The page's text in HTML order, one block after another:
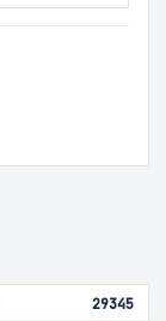
29345